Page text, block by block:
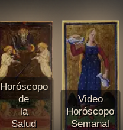
Horóscopo
de
la
Salud
Video
Horóscopo
Semanal